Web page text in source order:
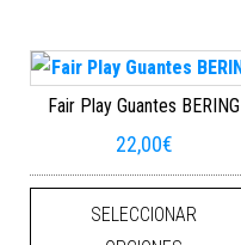
Fair Play Guantes BERING
22,00€
SELECCIONAR